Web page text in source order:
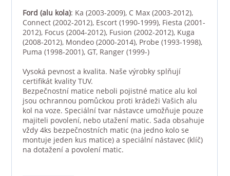
Ford (alu kola): Ka (2003-2009), C Max (2003-2012),
Connect (2002-2012), Escort (1990-1999), Fiesta (2001-
2012), Focus (2004-2012), Fusion (2002-2012), Kuga
(2008-2012), Mondeo (2000-2014), Probe (1993-1998),
Puma (1998-2001), GT, Ranger (1999-)
Vysoká pevnost a kvalita. Naše výrobky splňují
certifikát kvality TUV.
Bezpečnostní matice neboli pojistné matice alu kol
jsou ochrannou pomůckou proti krádeži Vašich alu
kol na voze. Speciální tvar nástavce umožňuje pouze
majiteli povolení, nebo utažení matic. Sada obsahuje
vždy 4ks bezpečnostních matic (na jedno kolo se
montuje jeden kus matice) a speciální nástavec (klíč)
na dotažení a povolení matic.